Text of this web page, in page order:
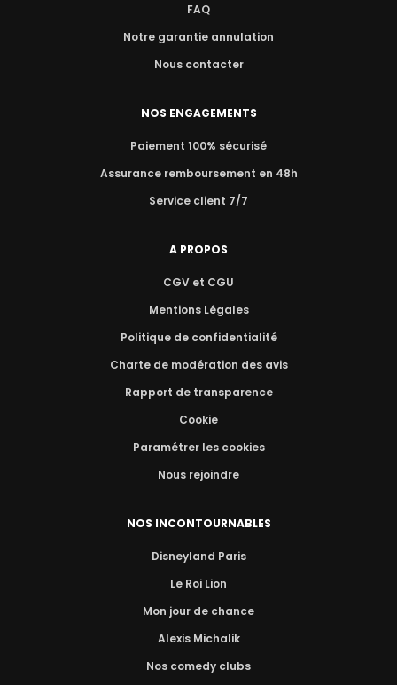
FAQ
Notre garantie annulation
Nous contacter
NOS ENGAGEMENTS
Paiement 100% sécurisé
Assurance remboursement en 48h
Service client 7/7
A PROPOS
CGV et CGU
Mentions Légales
Politique de confidentialité
Charte de modération des avis
Rapport de transparence
Cookie
Paramétrer les cookies
Nous rejoindre
NOS INCONTOURNABLES
Disneyland Paris
Le Roi Lion
Mon jour de chance
Alexis Michalik
Nos comedy clubs